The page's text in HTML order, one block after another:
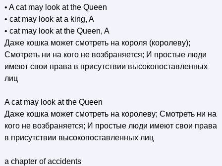
• A cat may look at the Queen
• cat may look at a king, A
• cat may look at the Queen, A
Даже кошка может смотреть на короля (королеву);
Смотреть ни на кого не возбраняется; И простые люди
имеют свои права в присутствии высокопоставленных
лиц
A cat may look at the Queen
Даже кошка может смотреть на королеву; Смотреть ни на
кого не возбраняется; И простые люди имеют свои права
в присутствии высокопоставленных лиц
a chapter of accidents